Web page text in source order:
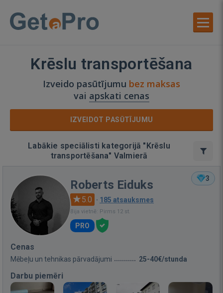
Krēslu transportēšana
Izveido pasūtījumu bez maksas
vai apskati cenas
IZVEIDOT PASŪTĪJUMU
Labākie speciālisti kategorijā "Krēslu
transportēšana" Valmierā
3
Roberts Eiduks
5.0 · 185 atsauksmes
Bija vietnē: Pirms 12 st.
PRO
Cenas
Mēbeļu un tehnikas pārvadājumi 25-40€/stunda
Darbu piemēri